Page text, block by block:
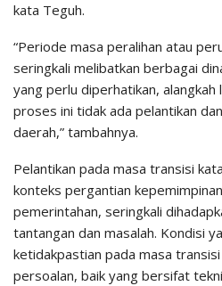
kata Teguh.
“Periode masa peralihan atau
seringkali melibatkan berbagai
yang perlu diperhatikan, alangkah
proses ini tidak ada pelantikan
daerah,” tambahnya.
Pelantikan pada masa transisi
konteks pergantian
pemerintahan, seringkali
tantangan dan masalah. Kondisi
ketidakpastian pada masa
persoalan, baik yang bersifat